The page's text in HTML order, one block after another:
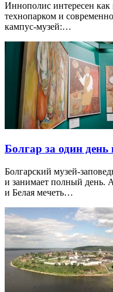
Иннополис интересен как
технопарком и
кампус-музей:…
Болгар за один день
Болгарский музей-
и занимает полный день.
и Белая мечеть…